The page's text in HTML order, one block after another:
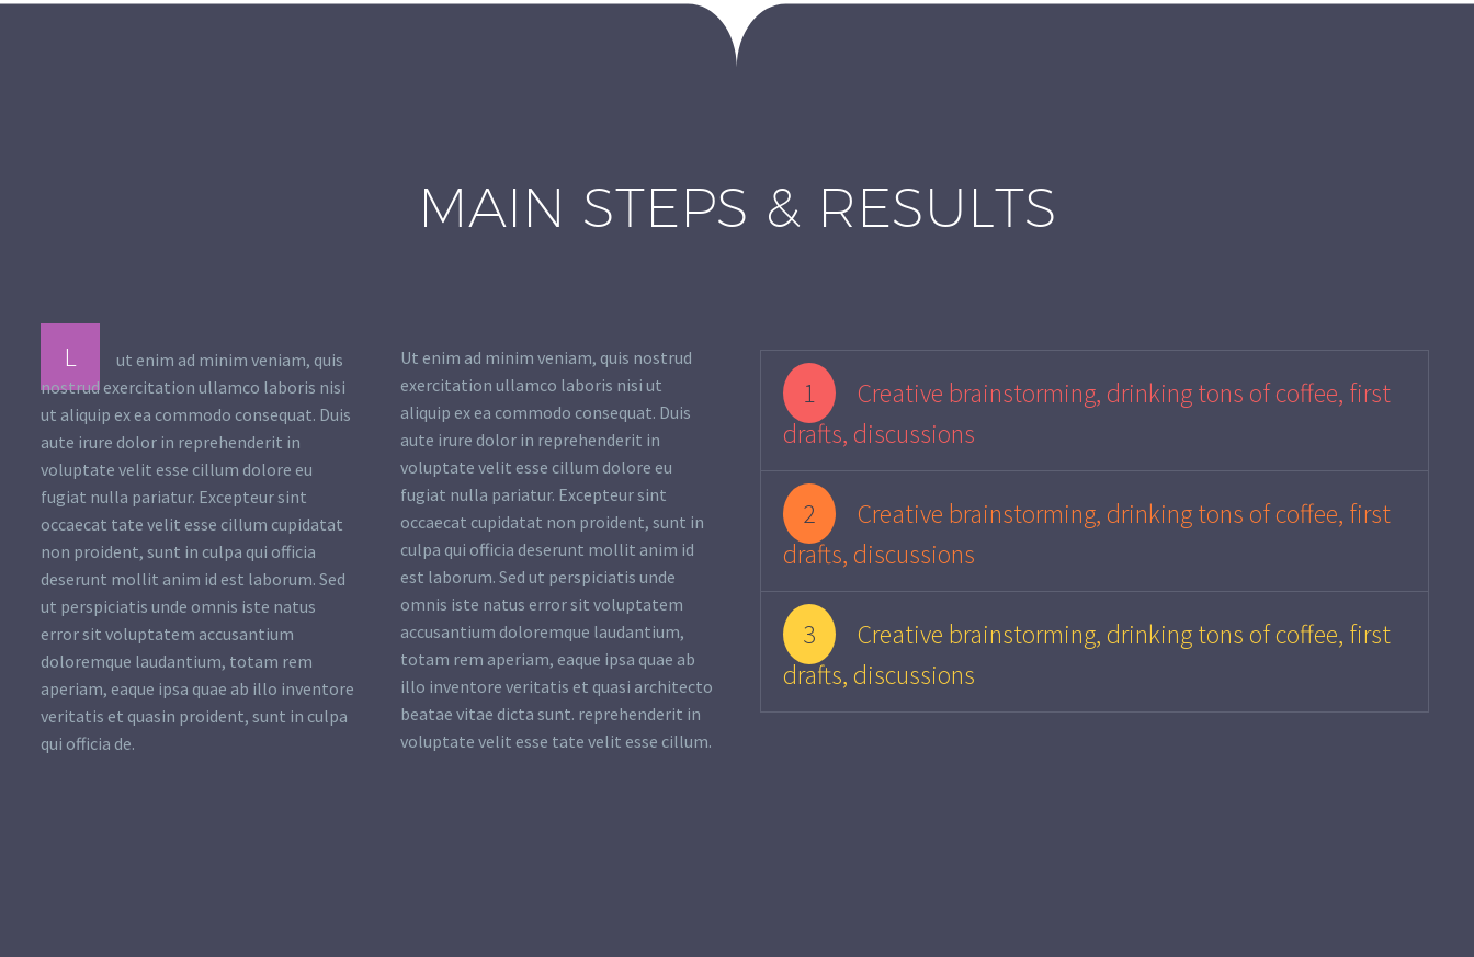
MAIN STEPS & RESULTS
L
ut enim ad minim veniam, quis
nostrud exercitation ullamco laboris nisi
ut aliquip ex ea commodo consequat. Duis
aute irure dolor in reprehenderit in
voluptate velit esse cillum dolore eu
fugiat nulla pariatur. Excepteur sint
occaecat tate velit esse cillum cupidatat
non proident, sunt in culpa qui officia
deserunt mollit anim id est laborum. Sed
ut perspiciatis unde omnis iste natus
error sit voluptatem accusantium
doloremque laudantium, totam rem
aperiam, eaque ipsa quae ab illo inventore
veritatis et quasin proident, sunt in culpa
qui officia de.
Ut enim ad minim veniam, quis nostrud
exercitation ullamco laboris nisi ut
aliquip ex ea commodo consequat. Duis
aute irure dolor in reprehenderit in
voluptate velit esse cillum dolore eu
fugiat nulla pariatur. Excepteur sint
occaecat cupidatat non proident, sunt in
culpa qui officia deserunt mollit anim id
est laborum. Sed ut perspiciatis unde
omnis iste natus error sit voluptatem
accusantium doloremque laudantium,
totam rem aperiam, eaque ipsa quae ab
illo inventore veritatis et quasi architecto
beatae vitae dicta sunt. reprehenderit in
voluptate velit esse tate velit esse cillum.
1
Creative brainstorming, drinking tons of coffee, first
drafts, discussions
2
Creative brainstorming, drinking tons of coffee, first
drafts, discussions
3
Creative brainstorming, drinking tons of coffee, first
drafts, discussions